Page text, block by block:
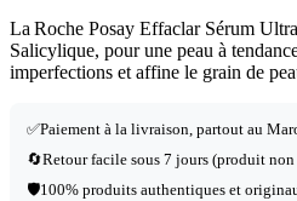
La Roche Posay Effaclar Sérum
Salicylique, pour une peau à
imperfections et affine le grain de
✅Paiement à la livraison, partout au
🔄Retour facile sous 7 jours (produit
🛡️100% produits authentiques et